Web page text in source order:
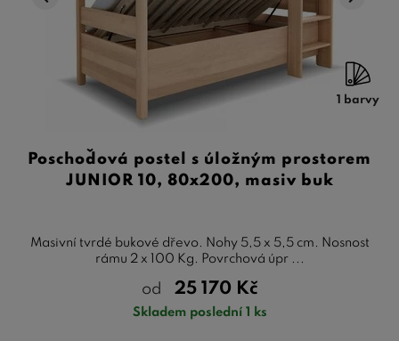
1 barvy
Poschoďová postel s úložným prostorem
JUNIOR 10, 80x200, masiv buk
Masivní tvrdé bukové dřevo. Nohy 5,5 x 5,5 cm. Nosnost
rámu 2 x 100 Kg. Povrchová úpr ...
od 25 170 Kč
Skladem poslední 1 ks